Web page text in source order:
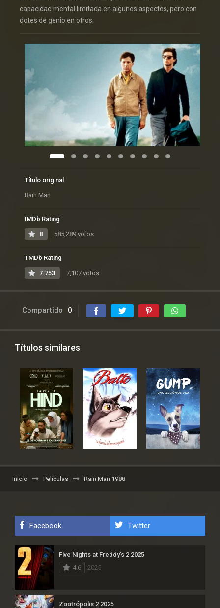
capacidad mental limitada en algunos aspectos, pero con
dotes de genio en otros.
Título original
Rain Man
IMDb Rating
8 585,289 votos
TMDb Rating
7.753 7,107 votos
Compartido 0
Títulos similares
Inicio Películas Rain Man 1988
Facebook Twitter
Five Nights at Freddy’s 2 2025
4.6
2025
Zootrópolis 2 2025